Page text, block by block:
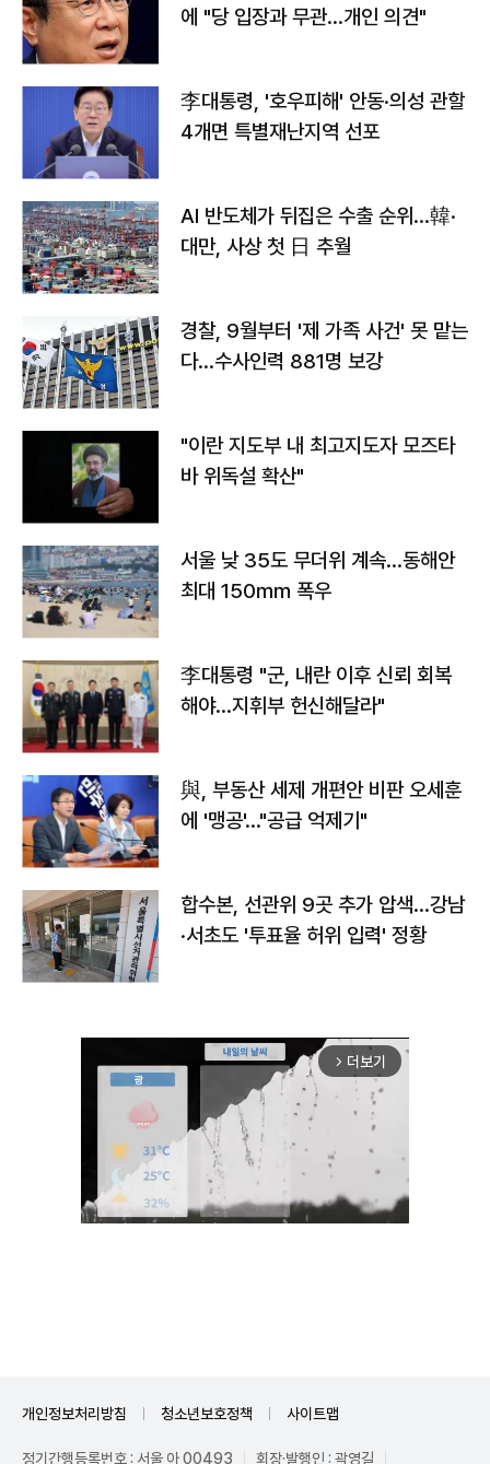
에 "당 입장과 무관…개인 의견"
李대통령, '호우피해' 안동·의성 관할
4개면 특별재난지역 선포
AI 반도체가 뒤집은 수출 순위…韓·
대만, 사상 첫 日 추월
경찰, 9월부터 '제 가족 사건' 못 맡는
다…수사인력 881명 보강
"이란 지도부 내 최고지도자 모즈타
바 위독설 확산"
서울 낮 35도 무더위 계속…동해안
최대 150㎜ 폭우
李대통령 "군, 내란 이후 신뢰 회복
해야…지휘부 헌신해달라"
與, 부동산 세제 개편안 비판 오세훈
에 '맹공'…"공급 억제기"
합수본, 선관위 9곳 추가 압색…강남
·서초도 '투표율 허위 입력' 정황
arrow_forward_ios 더보기
개인정보처리방침 청소년보호정책 사이트맵
정기간행등록번호 : 서울 아 00493 회장·발행인 : 곽영길